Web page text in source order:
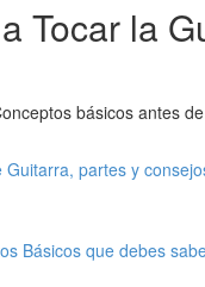
Tocar la
básicos antes
Guitarra, partes y
Básicos que debes